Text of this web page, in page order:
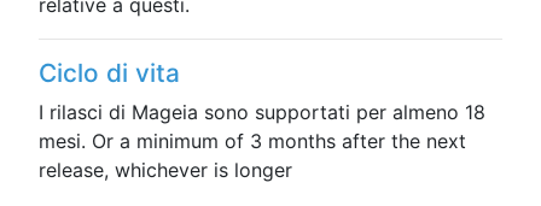
relative a questi.
Ciclo di vita
I rilasci di Mageia sono supportati per almeno 18
mesi. Or a minimum of 3 months after the next
release, whichever is longer